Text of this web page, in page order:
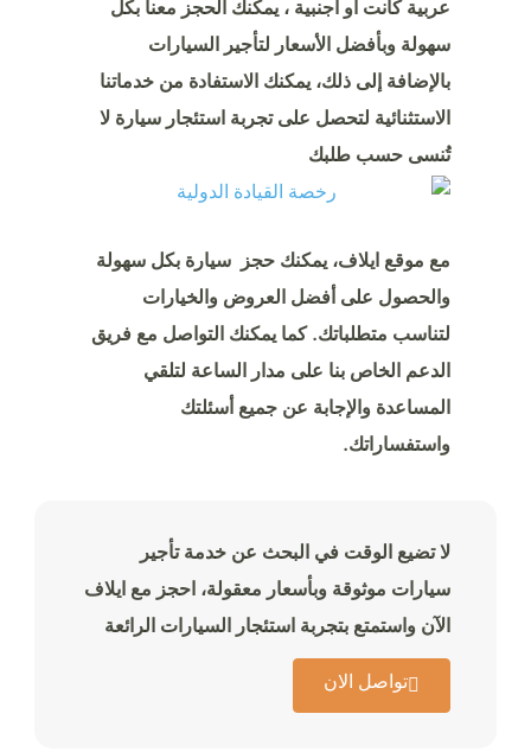
عربية كانت أو اجنبية ، يمكنك الحجز معنا بكل
سهولة وبأفضل الأسعار لتأجير السيارات
بالإضافة إلى ذلك، يمكنك الاستفادة من خدماتنا
الاستثنائية لتحصل على تجربة استئجار سيارة لا
تُنسى حسب طلبك
مع موقع ايلاف، يمكنك حجز سيارة بكل سهولة
والحصول على أفضل العروض والخيارات
لتناسب متطلباتك. كما يمكنك التواصل مع فريق
الدعم الخاص بنا على مدار الساعة لتلقي
المساعدة والإجابة عن جميع أسئلتك
واستفساراتك.
لا تضيع الوقت في البحث عن خدمة تأجير
سيارات موثوقة وبأسعار معقولة، احجز مع ايلاف
الآن واستمتع بتجربة استئجار السيارات الرائعة
تواصل الان